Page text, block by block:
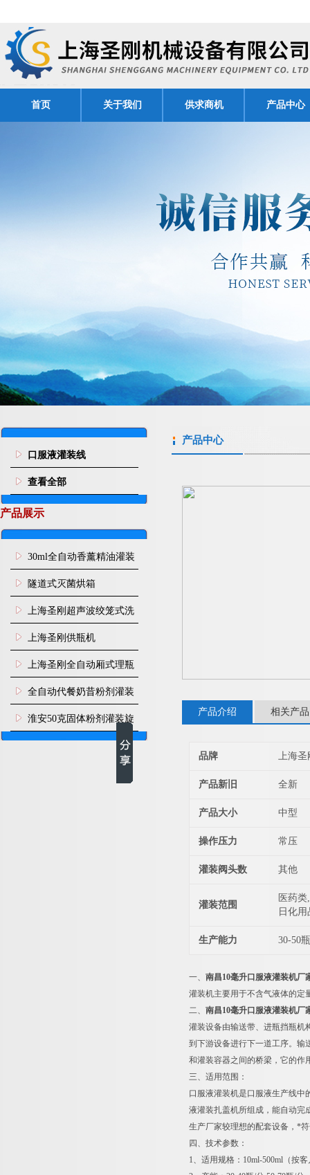
首页 关于我们 供求商机 产品中心
口服液灌装线
查看全部
产品展示
30ml全自动香薰精油灌装
旋盖机
隧道式灭菌烘箱
上海圣刚超声波绞笼式洗
瓶机
上海圣刚供瓶机
上海圣刚全自动厢式理瓶
机
全自动代餐奶昔粉剂灌装
生产线
淮安50克固体粉剂灌装旋
盖机
产品中心
产品介绍 相关产品
品牌 上海圣
产品新旧 全新
产品大小 中型
操作压力 常压
灌装阀头数 其他
灌装范围
医药
日化
生产能力 30-50
一、 南昌10毫升口服液灌装机厂
灌装机主要用于不含气液体的定
二、 南昌10毫升口服液灌装机厂
灌装设备由输送带、进瓶挡瓶机
到下游设备进行下一道工序。输
和灌装容器之间的桥梁，它的作
三、适用范围：
口服液灌装机是口服液生产线中
液灌装扎盖机所组成，能自动完
生产厂家较理想的配套设备，*
四、技术参数：
1、适用规格：10ml-500ml（按